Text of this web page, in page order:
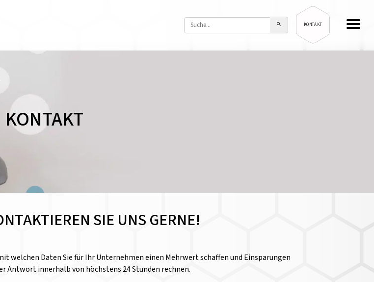
KONTAKT
KONTAKT
SIE UNS GERNE!
welchen Daten Sie für Ihr Unternehmen einen Mehrwert schaffen und Einsparungen
Antwort innerhalb von höchstens 24 Stunden rechnen.